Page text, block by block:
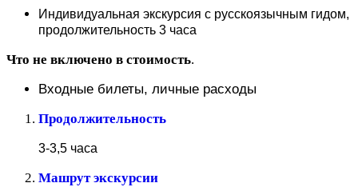
Индивидуальная экскурсия с русскоязычным гидом,
продолжительность 3 часа
Что не включено в стоимость.
Входные билеты, личные расходы
Продолжительность
3-3,5 часа
Машрут экскурсии